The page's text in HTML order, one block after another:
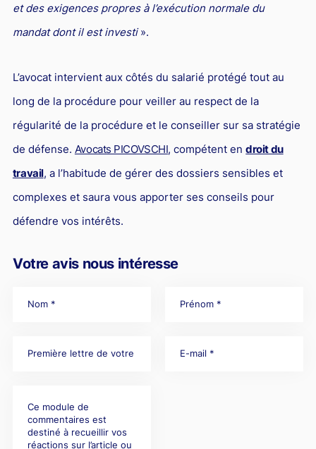
et des exigences propres à l’exécution normale du
mandat dont il est investi».
L’avocat intervient aux côtés du salarié protégé tout au
long de la procédure pour veiller au respect de la
régularité de la procédure et le conseiller sur sa stratégie
de défense. Avocats PICOVSCHI, compétent endroit du
travail, a l’habitude de gérer des dossiers sensibles et
complexes et saura vous apporter ses conseils pour
défendre vos intérêts.
Votre avis nous intéresse